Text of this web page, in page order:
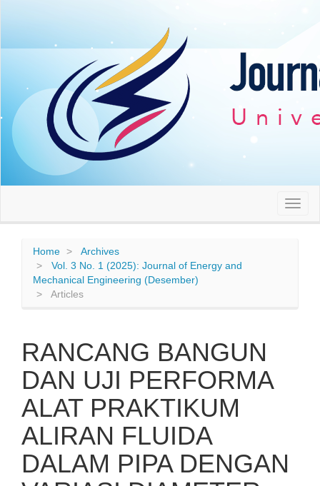
page
Navigation
Main
Content
Sidebar
Home
Archives
Vol. 3 No. 1 (2025): Journal of Energy and
Mechanical Engineering (Desember)
Articles
RANCANG BANGUN
DAN UJI PERFORMA
ALAT PRAKTIKUM
ALIRAN FLUIDA
DALAM PIPA DENGAN